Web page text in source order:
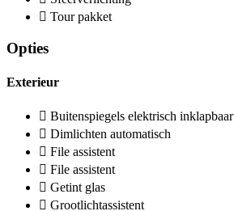
Tour pakket
Opties
Exterieur
Buitenspiegels elektrisch inklapbaar
Dimlichten automatisch
File assistent
File assistent
Getint glas
Grootlichtassistent